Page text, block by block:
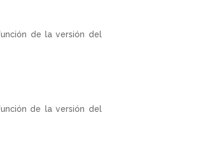
de la versión del
de la versión del